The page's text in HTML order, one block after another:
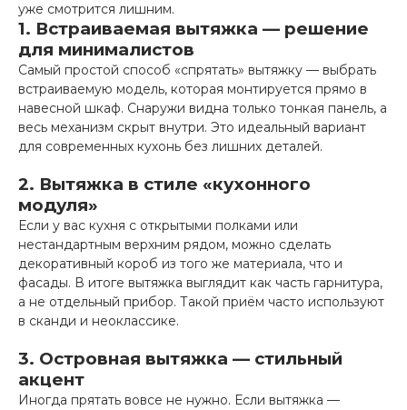
уже смотрится лишним.
1. Встраиваемая вытяжка — решение
для минималистов
Самый простой способ «спрятать» вытяжку — выбрать
встраиваемую модель, которая монтируется прямо в
навесной шкаф. Снаружи видна только тонкая панель, а
весь механизм скрыт внутри. Это идеальный вариант
для современных кухонь без лишних деталей.
2. Вытяжка в стиле «кухонного
модуля»
Если у вас кухня с открытыми полками или
нестандартным верхним рядом, можно сделать
декоративный короб из того же материала, что и
фасады. В итоге вытяжка выглядит как часть гарнитура,
а не отдельный прибор. Такой приём часто используют
в сканди и неоклассике.
3. Островная вытяжка — стильный
акцент
Иногда прятать вовсе не нужно. Если вытяжка —